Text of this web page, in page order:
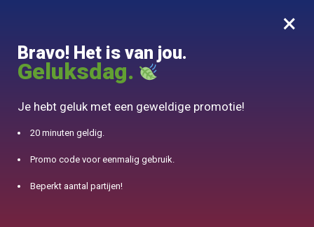
0
10% aangeboden voor 50€ aankopen met DJINN-code10
Hohin Kyusu en Shiboridashi
FILTERS TONEN
×
Bravo! Het is van jou.
Geluksdag.
Je hebt geluk met een geweldige promotie!
20 minuten geldig.
Promo code voor eenmalig gebruik.
Beperkt aantal partijen!